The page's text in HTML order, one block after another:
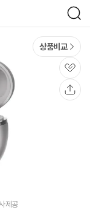
검
색
상품비교
관
심
제공